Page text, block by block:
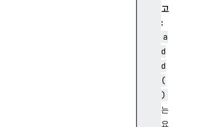
고
:
a
d
d
(
)
는
요